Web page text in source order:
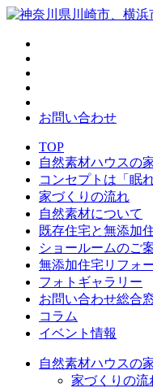
お問い合わせ
TOP
自然素材ハウスの
コンセプトは「眠
家づくりの流れ
自然素材について
既存住宅と無添加
ショールームのご
無添加住宅リフォ
フォトギャラリー
お問い合わせ総合
コラム
イベント情報
自然素材ハウスの
家づくりの流